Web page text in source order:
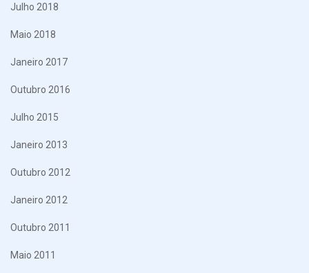
Julho 2018
Maio 2018
Janeiro 2017
Outubro 2016
Julho 2015
Janeiro 2013
Outubro 2012
Janeiro 2012
Outubro 2011
Maio 2011